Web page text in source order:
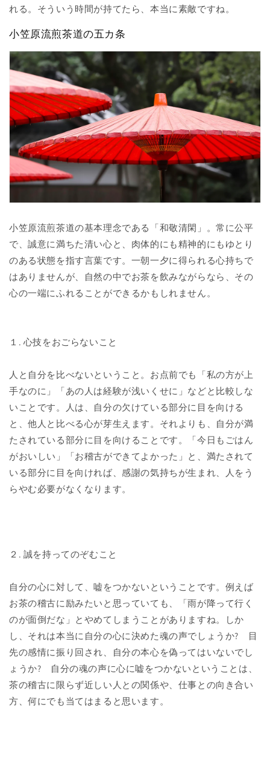
れる。そういう時間が持てたら、本当に素敵ですね。
小笠原流煎茶道の五カ条
小笠原流煎茶道の基本理念である「和敬清閑」。常に公平
で、誠意に満ちた清い心と、肉体的にも精神的にもゆとり
のある状態を指す言葉です。一朝一夕に得られる心持ちで
はありませんが、自然の中でお茶を飲みながらなら、その
心の一端にふれることができるかもしれません。
１. 心技をおごらないこと
人と自分を比べないということ。お点前でも「私の方が上
手なのに」「あの人は経験が浅いくせに」などと比較しな
いことです。人は、自分の欠けている部分に目を向ける
と、他人と比べる心が芽生えます。それよりも、自分が満
たされている部分に目を向けることです。「今日もごはん
がおいしい」「お稽古ができてよかった」と、満たされて
いる部分に目を向ければ、感謝の気持ちが生まれ、人をう
らやむ必要がなくなります。
２. 誠を持ってのぞむこと
自分の心に対して、嘘をつかないということです。例えば
お茶の稽古に励みたいと思っていても、「雨が降って行く
のが面倒だな」とやめてしまうことがありますね。しか
し、それは本当に自分の心に決めた魂の声でしょうか? 目
先の感情に振り回され、自分の本心を偽ってはいないでし
ょうか? 自分の魂の声に心に嘘をつかないということは、
茶の稽古に限らず近しい人との関係や、仕事との向き合い
方、何にでも当てはまると思います。